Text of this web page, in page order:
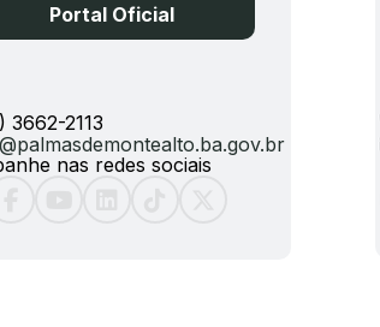
3662-2113
nas redes sociais
Portal Oficial